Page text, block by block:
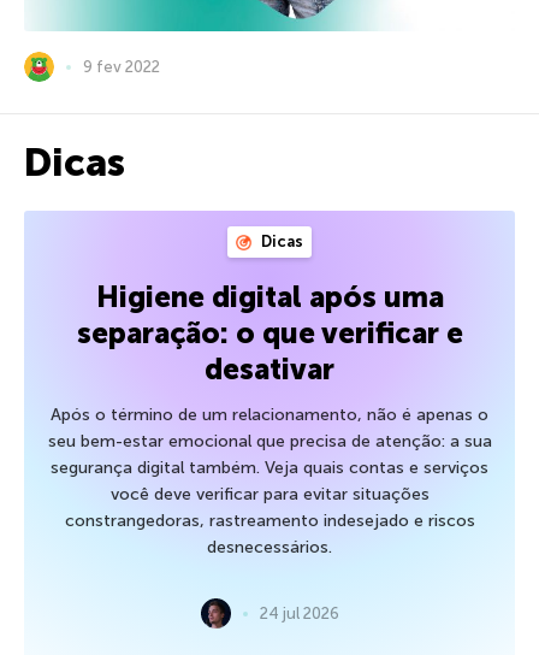
9 fev 2022
Dicas
Dicas
Higiene digital após uma
separação: o que verificar e
desativar
Após o término de um relacionamento, não é apenas o
seu bem-estar emocional que precisa de atenção: a sua
segurança digital também. Veja quais contas e serviços
você deve verificar para evitar situações
constrangedoras, rastreamento indesejado e riscos
desnecessários.
24 jul 2026